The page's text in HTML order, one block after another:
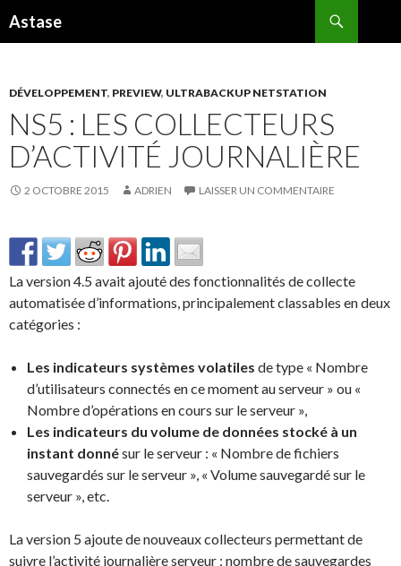
Astase
DÉVELOPPEMENT, PREVIEW, ULTRABACKUP NETSTATION
NS5 : LES COLLECTEURS
D’ACTIVITÉ JOURNALIÈRE
2 OCTOBRE 2015 ADRIEN LAISSER UN COMMENTAIRE
La version 4.5 avait ajouté des fonctionnalités de collecte
automatisée d’informations, principalement classables en deux
catégories :
Les indicateurs systèmes volatiles de type « Nombre
d’utilisateurs connectés en ce moment au serveur » ou «
Nombre d’opérations en cours sur le serveur »,
Les indicateurs du volume de données stocké à un
instant donnésur le serveur : « Nombre de fichiers
sauvegardés sur le serveur », « Volume sauvegardé sur le
serveur », etc.
La version 5 ajoute de nouveaux collecteurs permettant de
suivre l’activité journalière serveur : nombre de sauvegardes